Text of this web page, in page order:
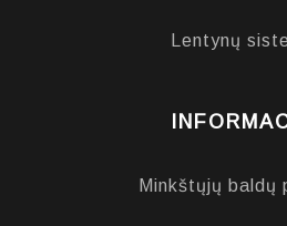
Lentynų
Minkštųjų baldų